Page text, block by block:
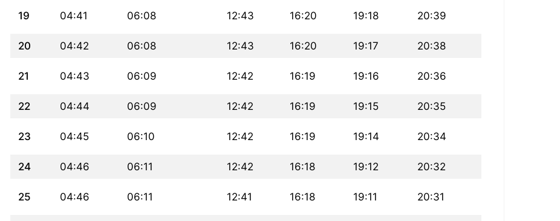
19 04:41 06:08 12:43 16:20 19:18 20:39
20 04:42 06:08 12:43 16:20 19:17 20:38
21 04:43 06:09 12:42 16:19 19:16 20:36
22 04:44 06:09 12:42 16:19 19:15 20:35
23 04:45 06:10 12:42 16:19 19:14 20:34
24 04:46 06:11 12:42 16:18 19:12 20:32
25 04:46 06:11 12:41 16:18 19:11 20:31